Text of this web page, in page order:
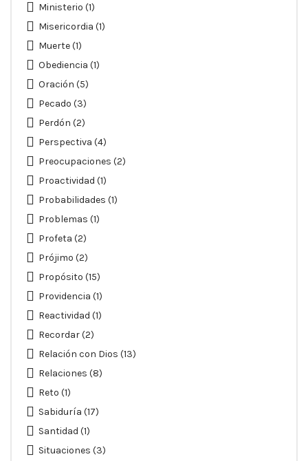
Ministerio (1)
Misericordia (1)
Muerte(1)
Obediencia (1)
Oración (5)
Pecado (3)
Perdón (2)
Perspectiva (4)
Preocupaciones (2)
Proactividad (1)
Probabilidades (1)
Problemas (1)
Profeta (2)
Prójimo (2)
Propósito (15)
Providencia (1)
Reactividad (1)
Recordar(2)
Relación con Dios (13)
Relaciones (8)
Reto (1)
Sabiduría (17)
Santidad (1)
Situaciones (3)